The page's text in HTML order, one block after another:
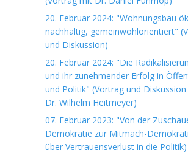
20. Februar 2024: "Wohnungsbau
nachhaltig, gemeinwohlorientiert"
und Diskussion)
20. Februar 2024: "Die
und ihr zunehmender Erfolg in
und Politik" (Vortrag und
Dr. Wilhelm Heitmeyer)
07. Februar 2023: "Von der
Demokratie zur Mitmach-
über Vertrauensverlust in die Politik)